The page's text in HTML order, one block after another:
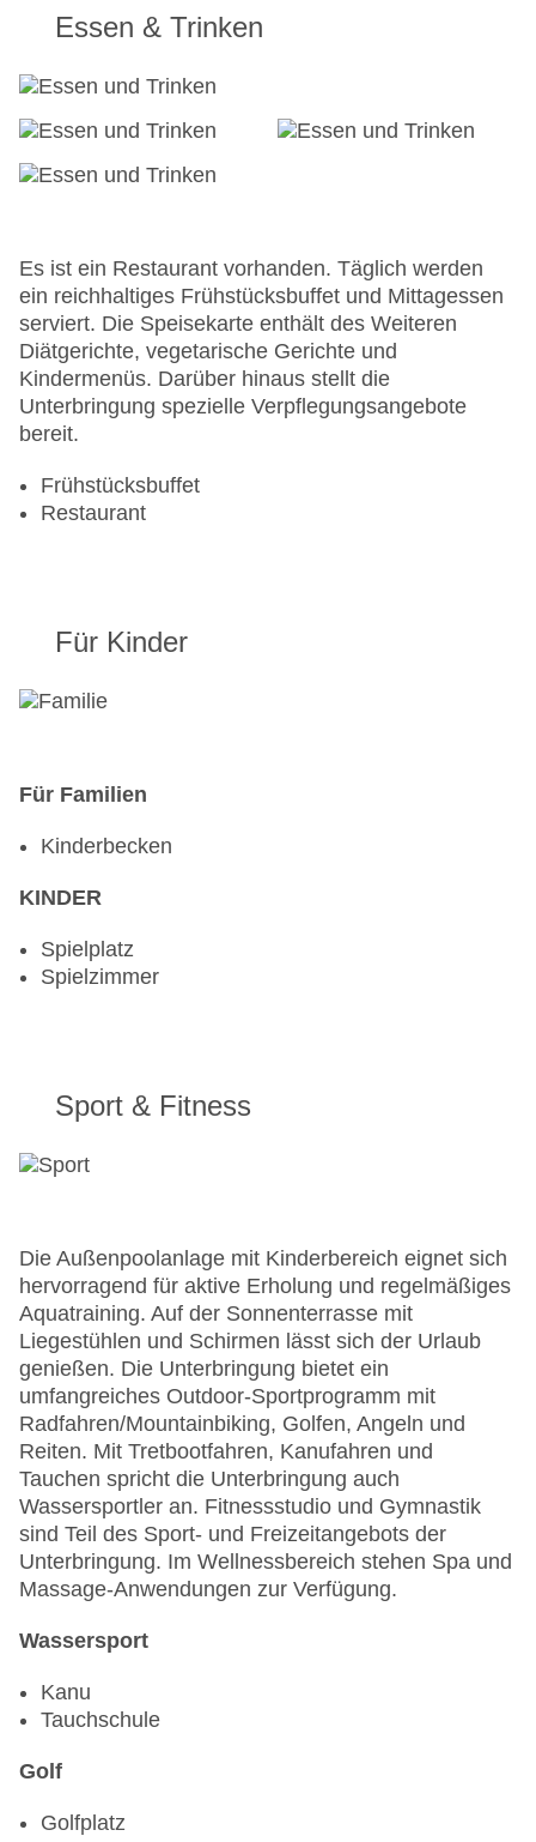
Anzahl der Konferenzräume: 1
Anzahl der Aufzüge: 1
Gesamtanzahl der Zimmer: 5
Pools:Kinderbecken, Outdoor Pool,
Zahlungsarten: American Express, EC Maestro,
Essen & Trinken
Es ist ein Restaurant vorhanden. Täglich werden
ein reichhaltiges Frühstücksbuffet und Mittagessen
serviert. Die Speisekarte enthält des Weiteren
Diätgerichte, vegetarische Gerichte und
Kindermenüs. Darüber hinaus stellt die
Unterbringung spezielle Verpflegungsangebote
bereit.
Frühstücksbuffet
Restaurant
Für Kinder
Für Familien
Kinderbecken
KINDER
Spielplatz
Spielzimmer
Sport & Fitness
Die Außenpoolanlage mit Kinderbereich eignet sich
hervorragend für aktive Erholung und regelmäßiges
Aquatraining. Auf der Sonnenterrasse mit
Liegestühlen und Schirmen lässt sich der Urlaub
genießen. Die Unterbringung bietet ein
umfangreiches Outdoor-Sportprogramm mit
Radfahren/Mountainbiking, Golfen, Angeln und
Reiten. Mit Tretbootfahren, Kanufahren und
Tauchen spricht die Unterbringung auch
Wassersportler an. Fitnessstudio und Gymnastik
sind Teil des Sport- und Freizeitangebots der
Unterbringung. Im Wellnessbereich stehen Spa und
Massage-Anwendungen zur Verfügung.
Wassersport
Kanu
Tauchschule
Golf
Golfplatz